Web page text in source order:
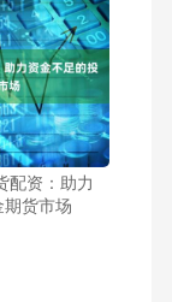
配资：助力
货市场